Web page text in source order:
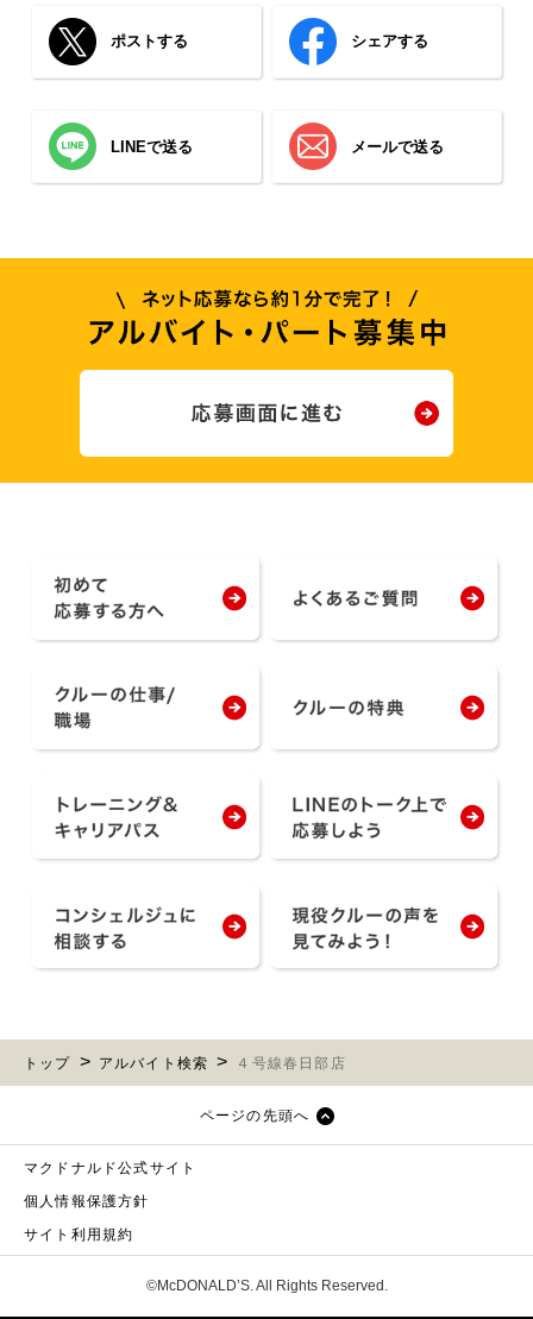
ポストする シェアする
LINEで送る メールで送る
トップ アルバイト検索 ４号線春日部店
ページの先頭へ
マクドナルド公式サイト
個人情報保護方針
サイト利用規約
©McDONALD’S. All Rights Reserved.